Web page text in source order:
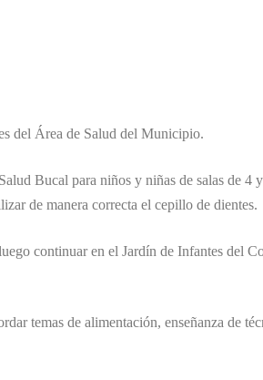
del Área de Salud del Municipio.
Bucal para niños y niñas de salas de 4
de manera correcta el cepillo de dientes.
continuar en el Jardín de Infantes del
temas de alimentación, enseñanza de